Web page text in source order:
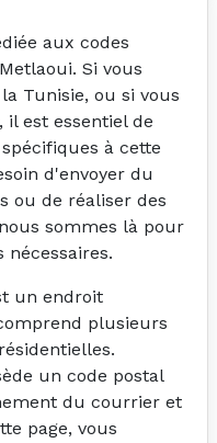
aux codes
Si vous
Tunisie, ou si vous
il est essentiel de
à cette
d'envoyer du
ou de réaliser des
sommes là pour
un endroit
plusieurs
un code postal
du courrier et
page, vous